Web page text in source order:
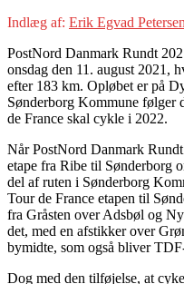
Indlæg af: Erik Egvad
PostNord Danmark Rundt
onsdag den 11. august 2021,
efter 183 km. Opløbet er på
Sønderborg Kommune følger
de France skal cykle i 2022.
Når PostNord Danmark
etape fra Ribe til Sønderborg
del af ruten i Sønderborg
Tour de France etapen til
fra Gråsten over Adsbøl og
det, med en afstikker over
bymidte, som også bliver
Dog med den tilføjelse, at